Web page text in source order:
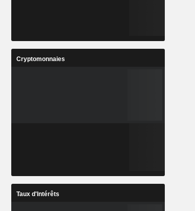
Cryptomonnaies
Taux d'Intérêts